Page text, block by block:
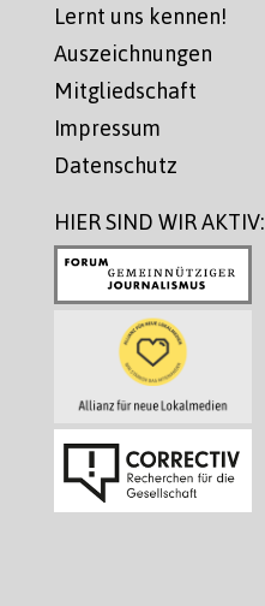
Lernt uns kennen!
Auszeichnungen
Mitgliedschaft
Impressum
Datenschutz
HIER SIND WIR AKTIV: